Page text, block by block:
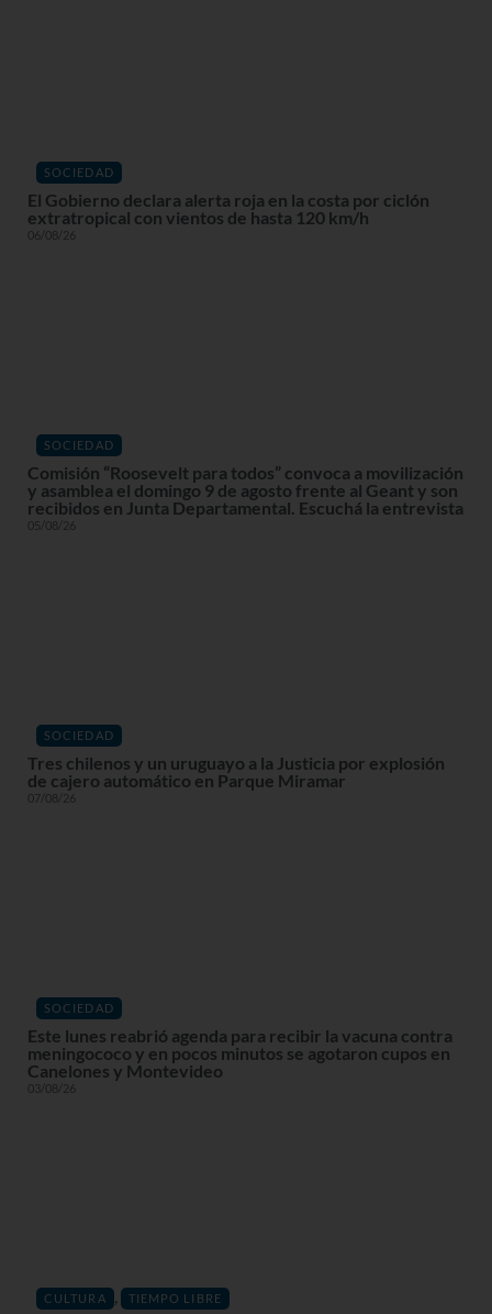
SOCIEDAD
El Gobierno declara alerta roja en la costa por ciclón
extratropical con vientos de hasta 120 km/h
06/08/26
SOCIEDAD
Comisión “Roosevelt para todos” convoca a movilización
y asamblea el domingo 9 de agosto frente al Geant y son
recibidos en Junta Departamental. Escuchá la entrevista
05/08/26
SOCIEDAD
Tres chilenos y un uruguayo a la Justicia por explosión
de cajero automático en Parque Miramar
07/08/26
SOCIEDAD
Este lunes reabrió agenda para recibir la vacuna contra
meningococo y en pocos minutos se agotaron cupos en
Canelones y Montevideo
03/08/26
CULTURA , TIEMPO LIBRE